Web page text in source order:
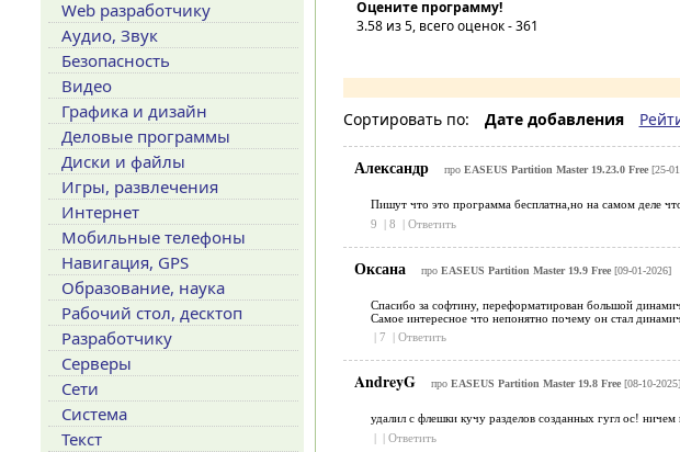
Оцените программу!
3.58из 5, всего оценок -361
Сортировать по: Дате добавления
Александр про EASEUS Partition Master 19.23.0 Free[25-
Пишут что это программа бесплатна,но на самом деле
9
| 8 | Ответить
Оксана про EASEUS Partition Master 19.9 Free[09-01-2026]
Спасибо за софтину, переформатирован большой
Самое интересное что непонятно почему он стал
| 7 | Ответить
AndreyG про EASEUS Partition Master 19.8 Free[08-10-2025]
удалил с флешки кучу разделов созданных гугл ос! ничем
| | Ответить
Web разработчику
Аудио, Звук
Безопасность
Видео
Графика и дизайн
Деловые программы
Диски и файлы
Игры, развлечения
Интернет
Мобильные телефоны
Навигация, GPS
Образование, наука
Рабочий стол, десктоп
Разработчику
Серверы
Сети
Система
Текст